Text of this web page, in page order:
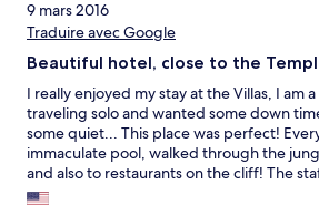
9 mars 2016
Traduire avec Google
Beautiful hotel, close to the
I really enjoyed my stay at the Villas, I am
traveling solo and wanted some down
some quiet... This place was perfect!
immaculate pool, walked through the
and also to restaurants on the cliff! The
responsive. I will definitely be back on my